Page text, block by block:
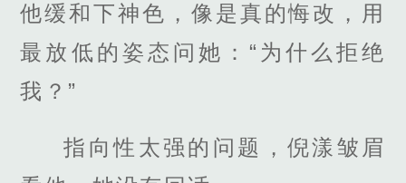
他缓和下神色，像是真的悔改，用
最放低的姿态问她：“为什么拒绝
我？”
指向性太强的问题，倪漾皱眉